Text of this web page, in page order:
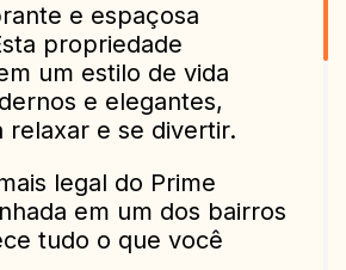
e espaçosa
propriedade
um estilo de vida
e elegantes,
e se divertir.
legal do Prime
em um dos bairros
tudo o que você